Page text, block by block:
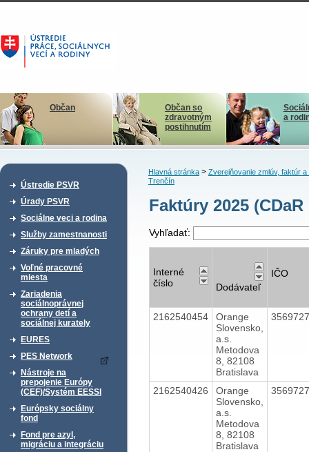
Občan
Občan so
zdravotným
postihnutím
a
Ústredie PSVR
Úrady PSVR
Sociálne veci a rodina
Služby zamestnanosti
Záruky pre mladých
Voľné pracovné
miesta
Zariadenia
sociálnoprávnej
ochrany detí a
sociálnej kurately
EURES
PES Network
Nástroje na
prepojenie Európy
(CEF)/Systém EESSI
Európsky sociálny
fond
Fond pre azyl,
migráciu a integráciu
Hlavná stránka> Zverejňovanie zmlúv, faktúr a
Trenčín
Faktúry 2025
Vyhľadať:
Interné
číslo
Dodávateľ
IČO
2162540454
Orange
Slovensko,
a.s.
Metodova
8, 82108
Bratislava
2162540426
Orange
Slovensko,
a.s.
Metodova
8, 82108
Bratislava